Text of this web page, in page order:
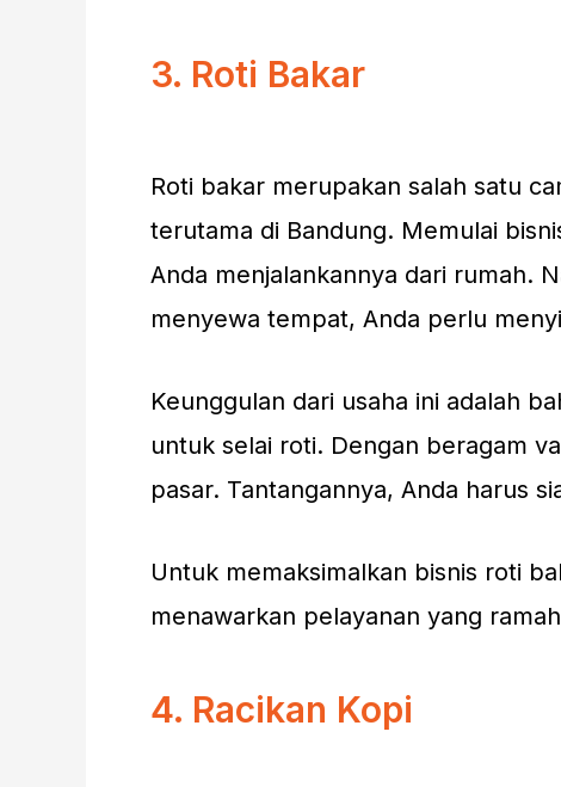
3. Roti Bakar
Roti bakar merupakan salah satu
terutama di Bandung. Memulai
Anda menjalankannya dari rumah.
menyewa tempat, Anda perlu
Keunggulan dari usaha ini adalah
untuk selai roti. Dengan beragam
pasar. Tantangannya, Anda harus
Untuk memaksimalkan bisnis roti
menawarkan pelayanan yang
4. Racikan Kopi